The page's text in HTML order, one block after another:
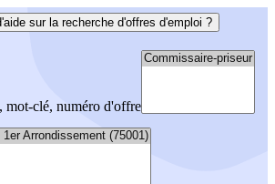
sur la recherche d'offres d'emploi ?
mot-clé, numéro d'offre